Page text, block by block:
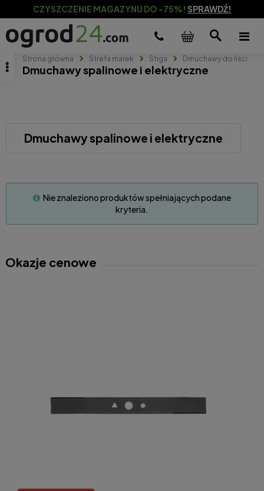
CZYSZCZENIE MAGAZYNU DO -75%! SPRAWDŹ!
Strona główna Strefa marek Stiga Dmuchawy do liści
Dmuchawy spalinowe i elektryczne
Dmuchawy spalinowe i elektryczne
Nie znaleziono produktów spełniających podane
kryteria.
Okazje cenowe